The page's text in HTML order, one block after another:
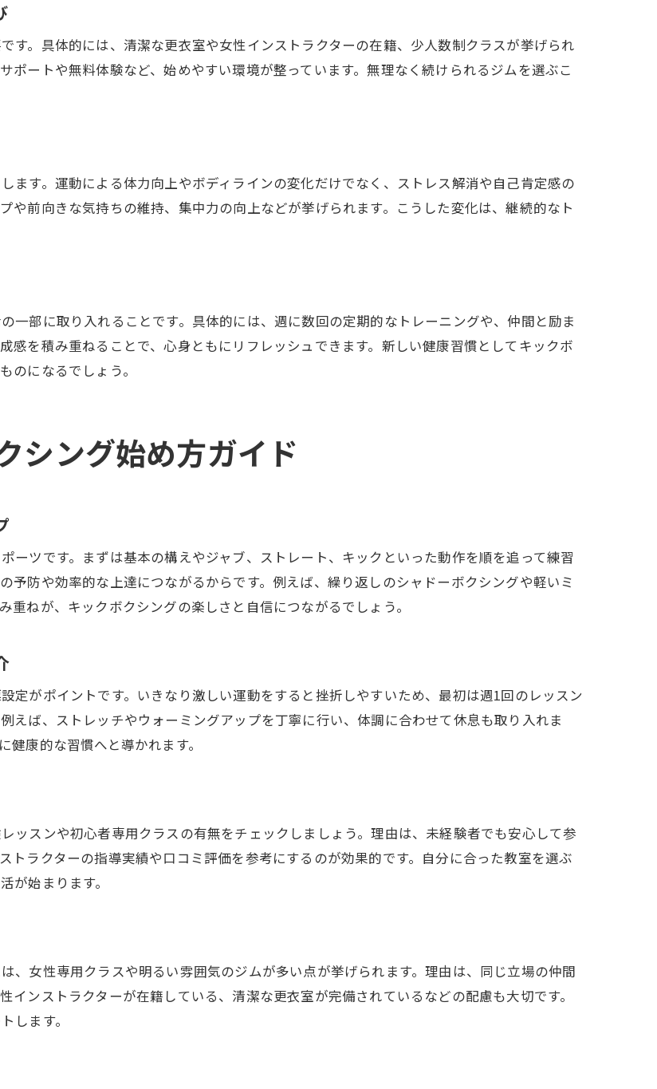
者も安心の都度払いキックボクシング活用法
い女性に優しいキックボクシング体験術
払い対応ジム選びで後悔しないポイント
性に人気のストレス発散キックボクシング術
に取り入れるキックボクシング活用アイデア
できるストレス解消キックボクシング習慣
クシングで心も体もリフレッシュする方法
クボクシングが心身リフレッシュに効く理由
の健康維持に役立つキックボクシング活用法
ちを切り替えるキックボクシングの魅力
用フィットネスとして注目のキックボクシング
性向けキックボクシングが支持される理由
川で見つける女性専用キックボクシング体験
が長く続けられるフィットネス環境とは
持に役立つキックボクシングの選び方
維持に最適なキックボクシングジムの選定法
目線で選ぶキックボクシングのポイント
分らしい健康習慣を作るキックボクシング活用法
クボクシングで目指す理想の健康ライフ
を実感できるキックボクシング継続テクニック
す。具体的には、清潔な更衣室や女性インストラクターの在籍、少人数制クラスが挙げられ
ポートや無料体験など、始めやすい環境が整っています。無理なく続けられるジムを選ぶこ
ます。運動による体力向上やボディラインの変化だけでなく、ストレス解消や自己肯定感の
や前向きな気持ちの維持、集中力の向上などが挙げられます。こうした変化は、継続的なト
一部に取り入れることです。具体的には、週に数回の定期的なトレーニングや、仲間と励ま
感を積み重ねることで、心身ともにリフレッシュできます。新しい健康習慣としてキックボ
のになるでしょう。
シング始め方ガイド
ーツです。まずは基本の構えやジャブ、ストレート、キックといった動作を順を追って練習
予防や効率的な上達につながるからです。例えば、繰り返しのシャドーボクシングや軽いミ
ねが、キックボクシングの楽しさと自信につながるでしょう。
定がポイントです。いきなり激しい運動をすると挫折しやすいため、最初は週1回のレッスン
えば、ストレッチやウォーミングアップを丁寧に行い、体調に合わせて休息も取り入れま
康的な習慣へと導かれます。
ッスンや初心者専用クラスの有無をチェックしましょう。理由は、未経験者でも安心して参
トラクターの指導実績や口コミ評価を参考にするのが効果的です。自分に合った教室を選ぶ
が始まります。
、女性専用クラスや明るい雰囲気のジムが多い点が挙げられます。理由は、同じ立場の仲間
ンストラクターが在籍している、清潔な更衣室が完備されているなどの配慮も大切です。
します。